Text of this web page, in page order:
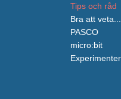
Tips och råd
Bra att veta...
PASCO
micro:bit